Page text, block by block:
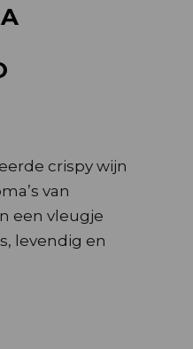
crispy wijn
van
een vleugje
levendig en